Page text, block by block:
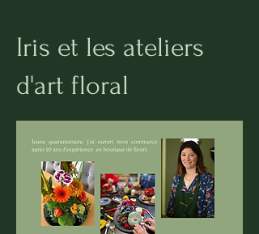
Iris et les ateliers
d'art floral